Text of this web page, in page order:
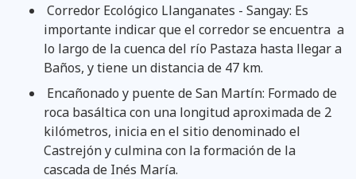
Corredor Ecológico Llanganates - Sangay: Es
importante indicar que el corredor se encuentra a
lo largo de la cuenca del río Pastaza hasta llegar a
Baños, y tiene un distancia de 47 km.
Encañonado y puente de San Martín: Formado de
roca basáltica con una longitud aproximada de 2
kilómetros, inicia en el sitio denominado el
Castrejón y culmina con la formación de la
cascada de Inés María.